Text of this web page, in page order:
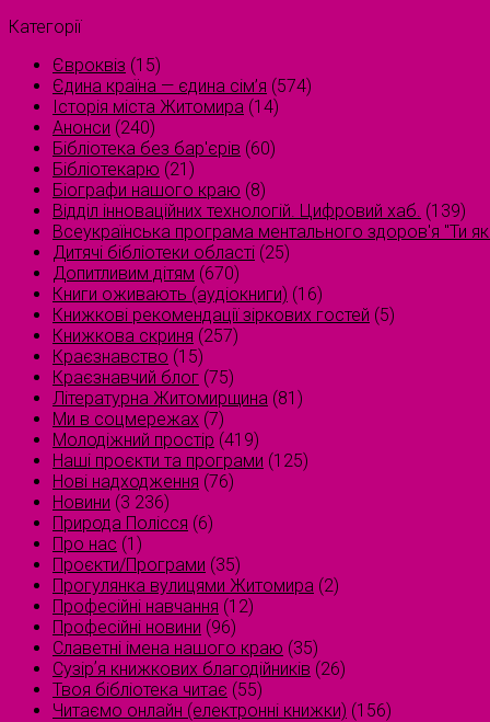
Категорії
Євроквіз (15)
Єдина країна — єдина сім’я (574)
Історія міста Житомира (14)
Анонси (240)
Бібліотека без бар'єрів (60)
Бібліотекарю (21)
Біографи нашого краю (8)
Відділ інноваційних технологій. Цифровий хаб. (139)
Всеукраїнська програма ментального здоров'я "Ти
Дитячі бібліотеки області (25)
Допитливим дітям (670)
Книги оживають (аудіокниги) (16)
Книжкові рекомендації зіркових гостей (5)
Книжкова скриня (257)
Краєзнавство (15)
Краєзнавчий блог (75)
Літературна Житомирщина (81)
Ми в соцмережах (7)
Молодіжний простір (419)
Наші проєкти та програми (125)
Нові надходження (76)
Новини (3 236)
Природа Полісся (6)
Про нас (1)
Проєкти/Програми (35)
Прогулянка вулицями Житомира (2)
Професійні навчання (12)
Професійні новини (96)
Славетні імена нашого краю (35)
Сузірʼя книжкових благодійників (26)
Твоя бібліотека читає (55)
Читаємо онлайн (електронні книжки) (156)